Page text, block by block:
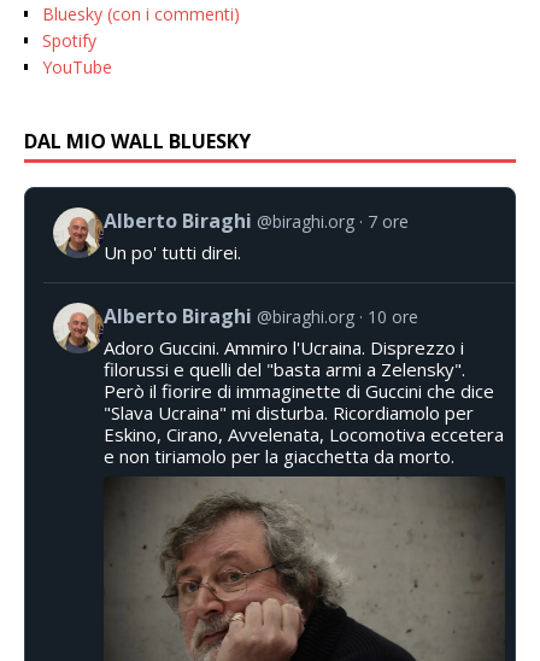
Bluesky (con i commenti)
Spotify
YouTube
DAL MIO WALL BLUESKY
Alberto Biraghi @biraghi.org 7 ore
Un po' tutti direi.
Alberto Biraghi @biraghi.org 10 ore
Adoro Guccini. Ammiro l'Ucraina. Disprezzo i
filorussi e quelli del "basta armi a Zelensky".
Però il fiorire di immaginette di Guccini che dice
"Slava Ucraina" mi disturba. Ricordiamolo per
Eskino, Cirano, Avvelenata, Locomotiva eccetera
e non tiriamolo per la giacchetta da morto.